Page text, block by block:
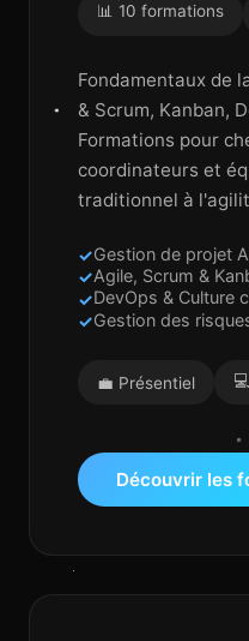
📊 10 formations
Fondamentaux de
& Scrum, Kanban,
Formations pour
coordinateurs et
traditionnel à
Gestion de projet
Agile, Scrum &
DevOps & Culture
Gestion des
💼 Présentiel
Découvrir les